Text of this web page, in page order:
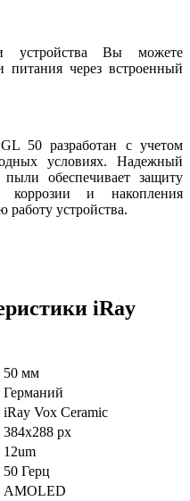
устройства Вы можете
питания через встроенный
50 разработан с учетом
условиях. Надежный
обеспечивает защиту
коррозии и накопления
работу устройства.
iRay
50 мм
Германий
iRay Vox Ceramic
384x288 px
12um
50 Герц
AMOLED